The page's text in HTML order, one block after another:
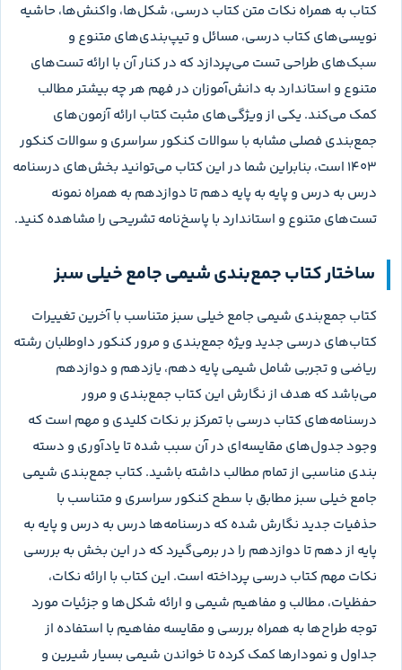
کتاب به همراه نکات متن کتاب درسی، شکل‌ها، واکنش‌ها، حاشیه
نویسی‌های کتاب درسی، مسائل و تیپ‌بندی‌های متنوع و
سبک‌های طراحی تست می‌پردازد که در کنار آن با ارائه تست‌های
متنوع و استاندارد به دانش‌آموزان در فهم هر چه بیشتر مطالب
کمک می‌کند. یکی از ویژگی‌های مثبت کتاب ارائه آزمون‌های
جمع‌بندی فصلی مشابه با سوالات کنکور سراسری و سوالات کنکور
1403 است، بنابراین شما در این کتاب می‌توانید بخش‌های درسنامه
درس به درس و پایه به پایه دهم تا دوازدهم به همراه نمونه
تست‌های متنوع و استاندارد با پاسخ‌نامه تشریحی را مشاهده کنید.
ساختار کتاب جمع‌بندی شیمی جامع خیلی سبز
کتاب جمع‌بندی شیمی جامع خیلی سبز متناسب با آخرین تغییرات
کتاب‌های درسی جدید ویژه جمع‌بندی و مرور کنکور داوطلبان رشته
ریاضی و تجربی شامل شیمی پایه دهم، یازدهم و دوازدهم
می‌باشد که هدف از نگارش این کتاب جمع‌بندی و مرور
درسنامه‌های کتاب درسی با تمرکز بر نکات کلیدی و مهم است که
وجود جدول‌های مقایسه‌ای در آن سبب شده تا یادآوری و دسته
بندی مناسبی از تمام مطالب داشته باشید. کتاب جمع‌بندی شیمی
جامع خیلی سبز مطابق با سطح کنکور سراسری و متناسب با
حذفیات جدید نگارش شده که درسنامه‌ها درس به درس و پایه به
پایه از دهم تا دوازدهم را در برمی‌‌گیرد که در این بخش به بررسی
نکات مهم کتاب درسی پرداخته است. این کتاب با ارائه نکات،
حفظیات، مطالب و مفاهیم شیمی و ارائه شکل‌ها و جزئیات مورد
توجه طراح‌ها به همراه بررسی و مقایسه مفاهیم با استفاده از
جداول و نمودارها کمک کرده تا خواندن شیمی بسیار شیرین و